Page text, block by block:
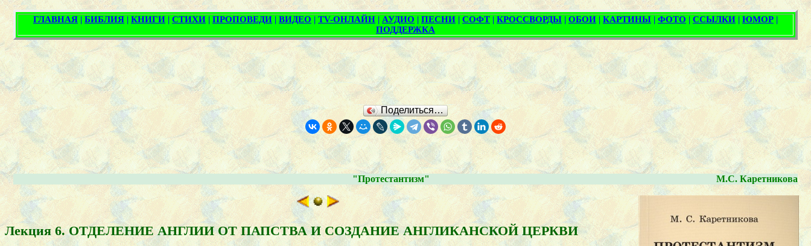
Поделиться…
"Протестантизм" М.С. Каретникова
Лекция 6. ОТДЕЛЕНИЕ АНГЛИИ ОТ ПАПСТВА И СОЗДАНИЕ АНГЛИКАНСКОЙ ЦЕРКВИ